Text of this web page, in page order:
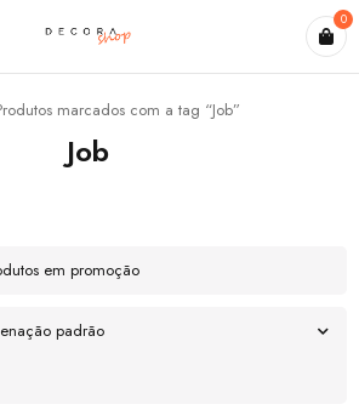
0
marcados com a tag “Job”
Job
padrão
em promoção